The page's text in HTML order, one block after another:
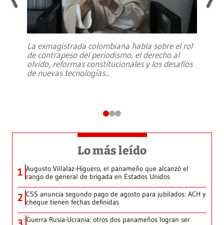
La exmagistrada colombiana habla sobre el rol
de contrapeso del periodismo, el derecho al
olvido, reformas constitucionales y los desafíos
de nuevas tecnologías...
Lo más leído
1 Augusto Villalaz-Higuero, el panameño que alcanzó el
rango de general de brigada en Estados Unidos
2 CSS anuncia segundo pago de agosto para jubilados: ACH y
cheque tienen fechas definidas
Guerra Rusia-Ucrania: otros dos panameños logran ser